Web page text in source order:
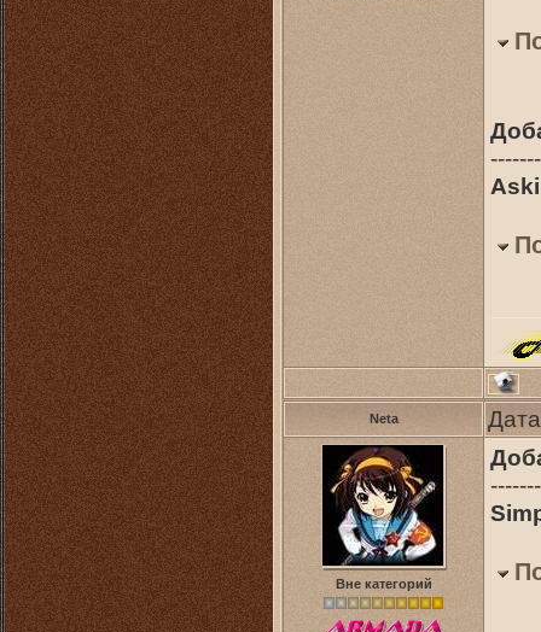
Neta
Вне категорий